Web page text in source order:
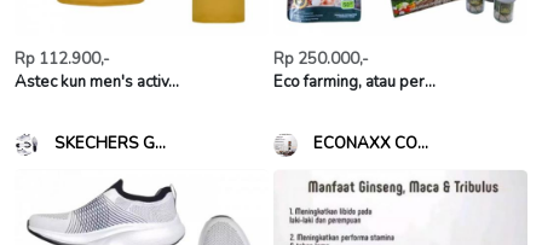
Rp 112.900,-
Astec kun men's activ...
Rp 250.000,-
Eco farming, atau per...
SKECHERS G... ECONAXX CO...